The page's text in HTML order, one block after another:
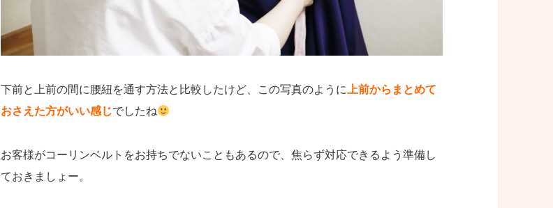
下前と上前の間に腰紐を通す方法と比較したけど、この写真のように上前からまとめて
おさえた方がいい感じでしたね
お客様がコーリンベルトをお持ちでないこともあるので、焦らず対応できるよう準備し
ておきましょー。